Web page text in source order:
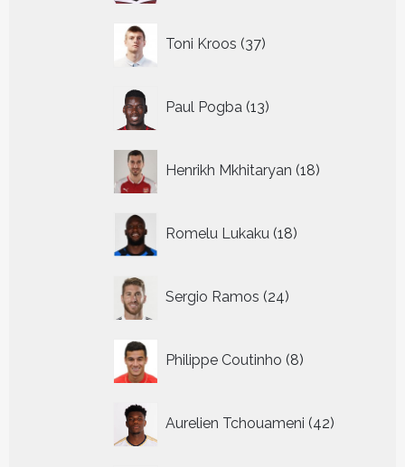
Toni Kroos 37
producten
Paul Pogba 13
producten
Henrikh Mkhitaryan 18
producten
Romelu Lukaku 18
producten
Sergio Ramos 24
producten
Philippe Coutinho 8
producten
Aurelien Tchouameni 42
producten